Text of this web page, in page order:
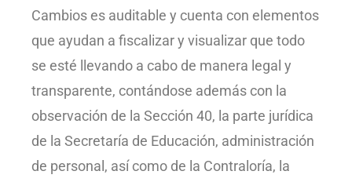
Cambios es auditable y cuenta con elementos
que ayudan a fiscalizar y visualizar que todo
se esté llevando a cabo de manera legal y
transparente, contándose además con la
observación de la Sección 40, la parte jurídica
de la Secretaría de Educación, administración
de personal, así como de la Contraloría, la